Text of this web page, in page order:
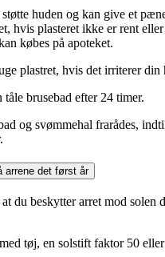
støtte huden og kan give et
hvis plasteret ikke er rent
købes på apoteket.
plastret, hvis det irriterer din
tåle brusebad efter 24 timer.
og svømmehal frarådes,
arrene det først år
du beskytter arret mod solen
tøj, en solstift faktor 50